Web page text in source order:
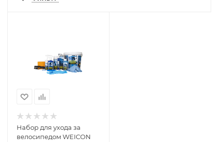
Набор для ухода за
велосипедом WEICON